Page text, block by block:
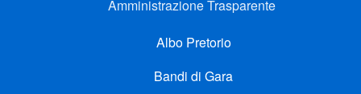
Amministrazione Trasparente
Albo Pretorio
Bandi di Gara